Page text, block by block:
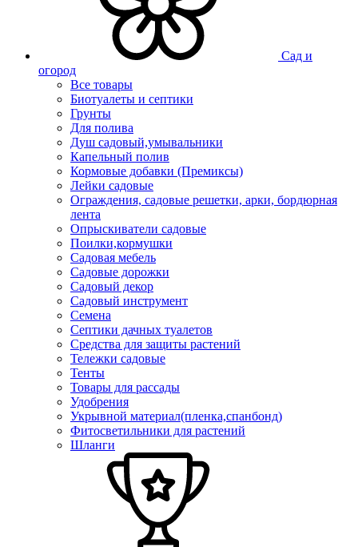
Сад и
огород
Все товары
Биотуалеты и септики
Грунты
Для полива
Душ садовый,умывальники
Капельный полив
Кормовые добавки (Премиксы)
Лейки садовые
Ограждения, садовые решетки, арки, бордюрная
лента
Опрыскиватели садовые
Поилки,кормушки
Садовая мебель
Садовые дорожки
Садовый декор
Садовый инструмент
Семена
Септики дачных туалетов
Средства для защиты растений
Тележки садовые
Тенты
Товары для рассады
Удобрения
Укрывной материал(пленка,спанбонд)
Фитосветильники для растений
Шланги